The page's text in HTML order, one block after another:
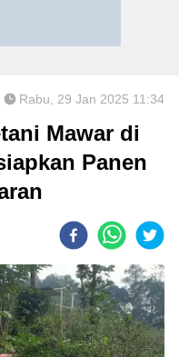
Rabu, 29 Jan 2025 11:34
Mawar di
Panen